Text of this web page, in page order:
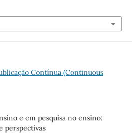
Contínua (Continuous
e em pesquisa no ensino:
perspectivas